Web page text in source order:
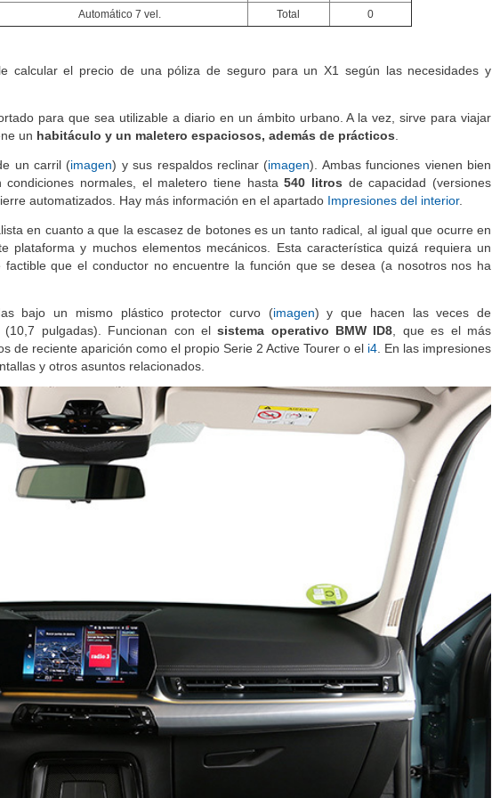
Automático 7 vel. Total 0
calcular el precio de una póliza de seguro para un X1 según las necesidades y
para que sea utilizable a diario en un ámbito urbano. A la vez, sirve para viajar
un habitáculo y un maletero espaciosos, además de prácticos.
un carril (imagen) y sus respaldos reclinar (imagen). Ambas funciones vienen bien
normales, el maletero tiene hasta540 litros de capacidad (versiones
automatizados. Hay más información en el apartado Impresiones del interior.
en cuanto a que la escasez de botones es un tanto radical, al igual que ocurre en
plataforma y muchos elementos mecánicos. Esta característica quizá requiera un
que el conductor no encuentre la función que se desea (a nosotros nos ha
bajo un mismo plástico protector curvo (imagen) y que hacen las veces de
(10,7 pulgadas). Funcionan con elsistema operativo BMW ID8, que es el más
de reciente aparición como el propio Serie 2 Active Tourer o el i4. En las impresiones
y otros asuntos relacionados.